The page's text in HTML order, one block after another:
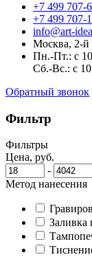
+7 499 707-
+7 499 707-
info@art-
Москва, 2-й
Пн.-Пт.: с
Сб.-Вс.: с
Обратный звонок
Фильтр
Фильтры
Цена, руб.
-
Метод нанесения
Заливка